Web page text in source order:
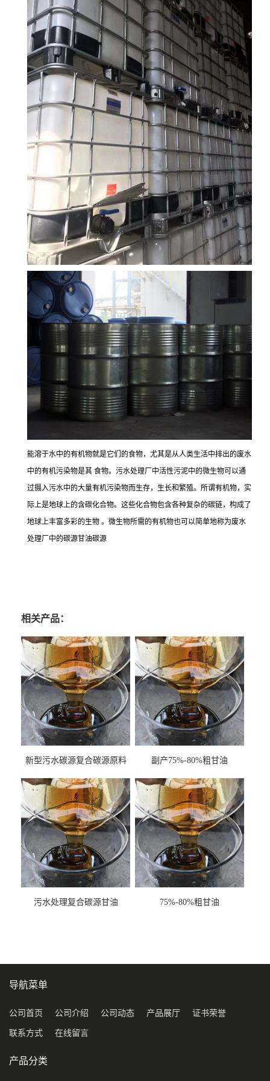
能溶于水中的有机物就是它们的食物，尤其是从人类生活中排出的废水
中的有机污染物是其 食物。污水处理厂中活性污泥中的微生物可以通
过摄入污水中的大量有机污染物而生存，生长和繁殖。所谓有机物，实
际上是地球上的含碳化合物。这些化合物包含各种复杂的碳链，构成了
地球上丰富多彩的生物 。微生物所需的有机物也可以简单地称为废水
处理厂中的碳源甘油碳源
相关产品：
新型污水碳源复合碳源原料
副产75%-80%粗甘油
污水处理复合碳源甘油
75%-80%粗甘油
导航菜单
公司首页 公司介绍 公司动态 产品展厅 证书荣誉
联系方式 在线留言
产品分类